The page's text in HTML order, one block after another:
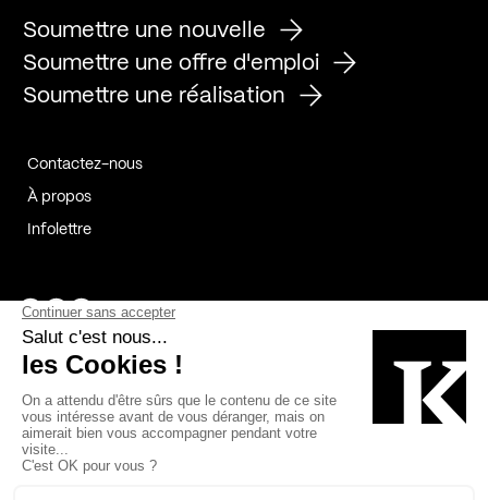
Soumettre une nouvelle
Soumettre une offre d'emploi
Soumettre une réalisation
Contactez-nous
À propos
Infolettre
Page Facebook de Kollectif
Page Instagram de Kollectif
Page Linkedin de Kollectif
Bâtiment-Durable-Québec-1
Esquisses-1IRAC-1